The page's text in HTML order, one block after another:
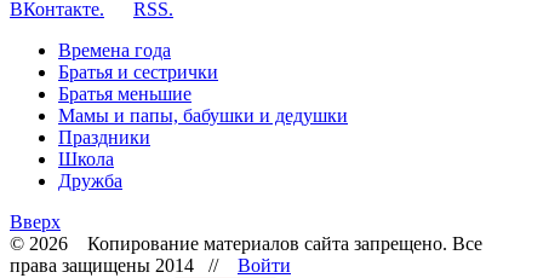
ВКонтакте.
RSS.
Времена года
Братья и сестрички
Братья меньшие
Мамы и папы, бабушки и дедушки
Праздники
Школа
Дружба
Вверх
© 2026 Копирование материалов сайта запрещено. Все
права защищены 2014 // Войти